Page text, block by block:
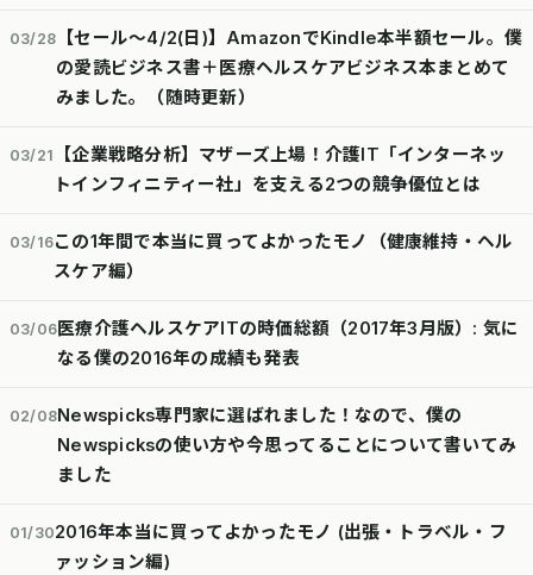
03/28
【セール～4/2(日)】AmazonでKindle本半額セール。僕
の愛読ビジネス書＋医療ヘルスケアビジネス本まとめて
みました。（随時更新）
03/21
【企業戦略分析】マザーズ上場！介護IT「インターネッ
トインフィニティー社」を支える2つの競争優位とは
03/16この1年間で本当に買ってよかったモノ（健康維持・ヘル
スケア編）
03/06医療介護ヘルスケアITの時価総額（2017年3月版）: 気に
なる僕の2016年の成績も発表
02/08Newspicks専門家に選ばれました！なので、僕の
Newspicksの使い方や今思ってることについて書いてみ
ました
01/302016年本当に買ってよかったモノ (出張・トラベル・フ
ァッション編)